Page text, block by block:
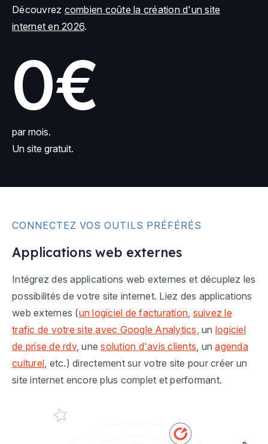
Découvrez combien coûte la création d'un site
internet en 2026.
0€
par mois.
Un site gratuit.
CONNECTEZ VOS OUTILS PRÉFÉRÉS
Applications web externes
Intégrez des applications web externes et décuplez les
possibilités de votre site internet. Liez des applications
web externes (un logiciel de facturation, suivez le
trafic de votre site avec Google Analytics, un logiciel
de prise de rdv, unesolution d'avis clients, unagenda
culturel, etc.) directement sur votre site pour créer un
site internet encore plus complet et performant.